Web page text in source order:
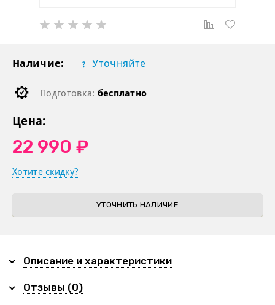
Наличие: Уточняйте
Подготовка: бесплатно
Цена:
22 990 ₽
Хотите скидку?
УТОЧНИТЬ НАЛИЧИЕ
Описание и характеристики
Отзывы (0)